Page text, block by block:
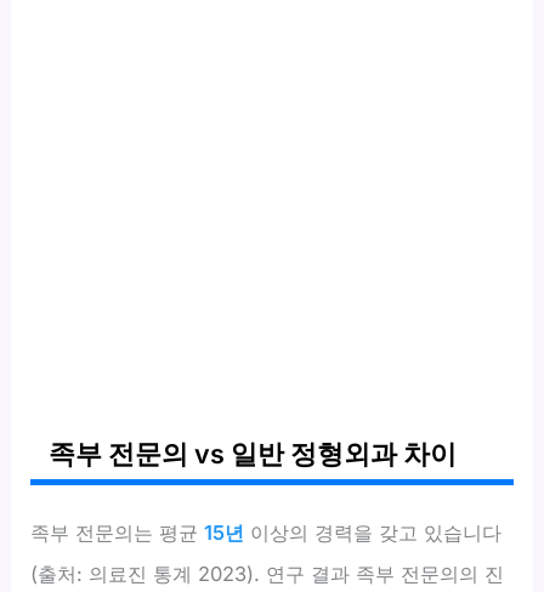
족부 전문의 vs 일반 정형외과 차이
족부 전문의는 평균15년 이상의 경력을 갖고 있습니다
(출처: 의료진 통계 2023). 연구 결과 족부 전문의의 진